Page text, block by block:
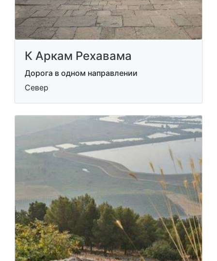
К Аркам Рехавама
Дорога в одном направлении
Север